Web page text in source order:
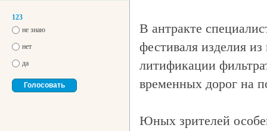
123
не знаю
нет
да
В антракте
фестиваля изделия
литификации
временных дорог на
Юных зрителей